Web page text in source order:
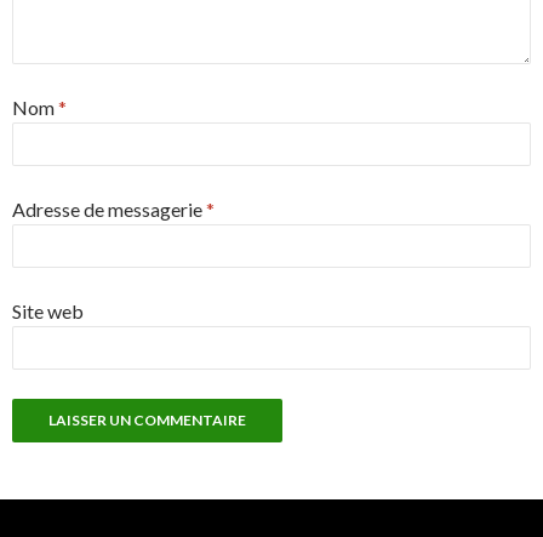
Nom*
Adresse de messagerie*
Site web